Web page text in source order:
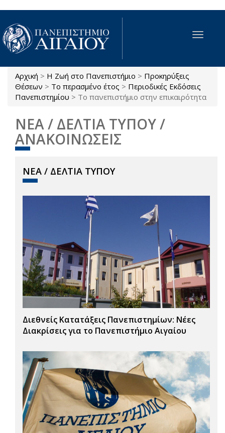
Παράκαμψη προς το κυρίως περιεχόμενο
Toggle
Είστε εδώ
Αρχική > Η Ζωή στο Πανεπιστήμιο > Προκηρύξεις
Θέσεων > Το περασμένο έτος > Περιοδικές Εκδόσεις
Πανεπιστημίου > Το πανεπιστήμιο στην επικαιρότητα
ΝΕΑ / ΔΕΛΤΙΑ ΤΥΠΟΥ /
ΑΝΑΚΟΙΝΩΣΕΙΣ
ΝΕΑ / ΔΕΛΤΙΑ ΤΥΠΟΥ
Διεθνείς Κατατάξεις Πανεπιστημίων: Νέες
Διακρίσεις για το Πανεπιστήμιο Αιγαίου